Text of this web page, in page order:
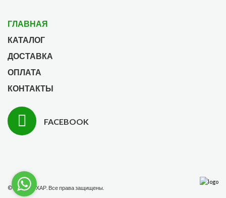
ГЛАВНАЯ
КАТАЛОГ
ДОСТАВКА
ОПЛАТА
КОНТАКТЫ
FACEBOOK
© 2026 ГАУХАР. Все права защищены.